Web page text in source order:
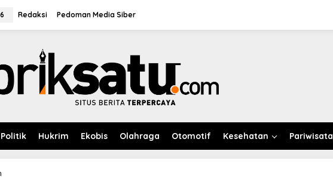
Redaksi Pedoman Media Siber
Politik Hukrim Ekobis Olahraga Otomotif Kesehatan Pariwisata